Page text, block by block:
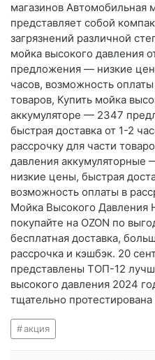
магазинов Автомобильная
представляет собой
загрязнений различной
мойка высокого давления
предложения — низкие
часов, возможность
товаров, Купить мойка
аккумуляторе — 2347
быстрая доставка от 1-2
рассрочку для части
давления
низкие цены, быстрая
возможность оплаты в
Мойка Высокого Давления
покупайте на OZON по
бесплатная доставка,
рассрочка и кэшбэк. 20
представлены ТОП-12
высокого давления 2024
тщательно протестирована
акция